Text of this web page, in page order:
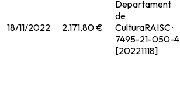
18/11/2022 2.171,80 €
Departament
de
CulturaRAISC ·
7495-21-050-4
[20221118]